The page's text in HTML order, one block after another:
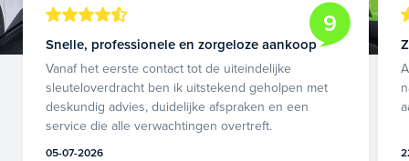
9
Snelle, professionele en zorgeloze aankoop
Vanaf het eerste contact tot de uiteindelijke
sleuteloverdracht ben ik uitstekend geholpen met
deskundig advies, duidelijke afspraken en een
service die alle verwachtingen overtreft.
05-07-2026